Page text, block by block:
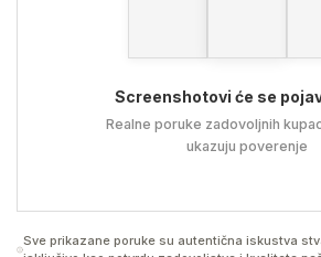
Screenshotovi će se
Realne poruke zadovoljnih
ukazuju poverenje
Sve prikazane poruke su autentična iskustva